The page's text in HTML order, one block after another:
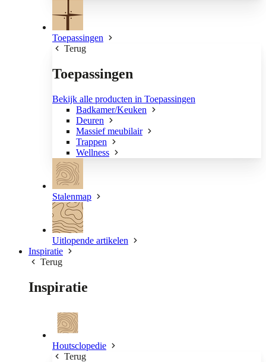
Toepassingen
Terug
Toepassingen
Bekijk alle producten in Toepassingen
Badkamer/Keuken
Deuren
Massief meubilair
Trappen
Wellness
Stalenmap
Uitlopende artikelen
Inspiratie
Terug
Inspiratie
Houtsclopedie
Terug